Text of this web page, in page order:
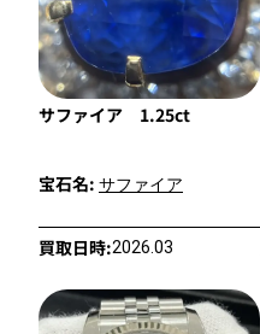
サファイア 1.25ct
宝石名: サファイア
買取日時:2026.03